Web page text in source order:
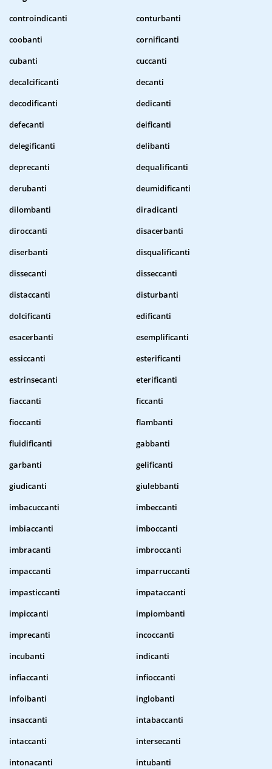
controindicanti
conturbanti
coobanti
cornificanti
cubanti
cuccanti
decalcificanti
decanti
decodificanti
dedicanti
defecanti
deificanti
delegificanti
delibanti
deprecanti
dequalificanti
derubanti
deumidificanti
dilombanti
diradicanti
diroccanti
disacerbanti
diserbanti
disqualificanti
dissecanti
disseccanti
distaccanti
disturbanti
dolcificanti
edificanti
esacerbanti
esemplificanti
essiccanti
esterificanti
estrinsecanti
eterificanti
fiaccanti
ficcanti
fioccanti
flambanti
fluidificanti
gabbanti
garbanti
gelificanti
giudicanti
giulebbanti
imbacuccanti
imbeccanti
imbiaccanti
imboccanti
imbracanti
imbroccanti
impaccanti
imparruccanti
impasticcanti
impataccanti
impiccanti
impiombanti
imprecanti
incoccanti
incubanti
indicanti
infiaccanti
infioccanti
infoibanti
inglobanti
insaccanti
intabaccanti
intaccanti
intersecanti
intonacanti
intubanti